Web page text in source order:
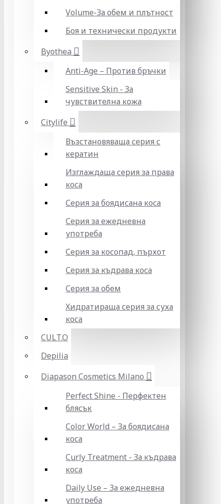
Volume-За обем и плътност
Боя и технически продукти
Byothea
Anti-Age – Против бръчки
Sensitive Skin - За
чувствителна кожа
Citylife
Възстановяваща серия с
кератин
Изглаждаща серия за права
коса
Серия за боядисана коса
Серия за ежедневна
употреба
Серия за косопад, пърхот
Серия за къдрава коса
Серия за обем
Хидратираща серия за суха
коса
CULT.O
Depilia
Diapason Cosmetics Milano
Perfect Shine - Перфектен
блясък
Color World – За боядисана
коса
Curly Treatment - За къдрава
коса
Daily Use – За ежедневна
употреба